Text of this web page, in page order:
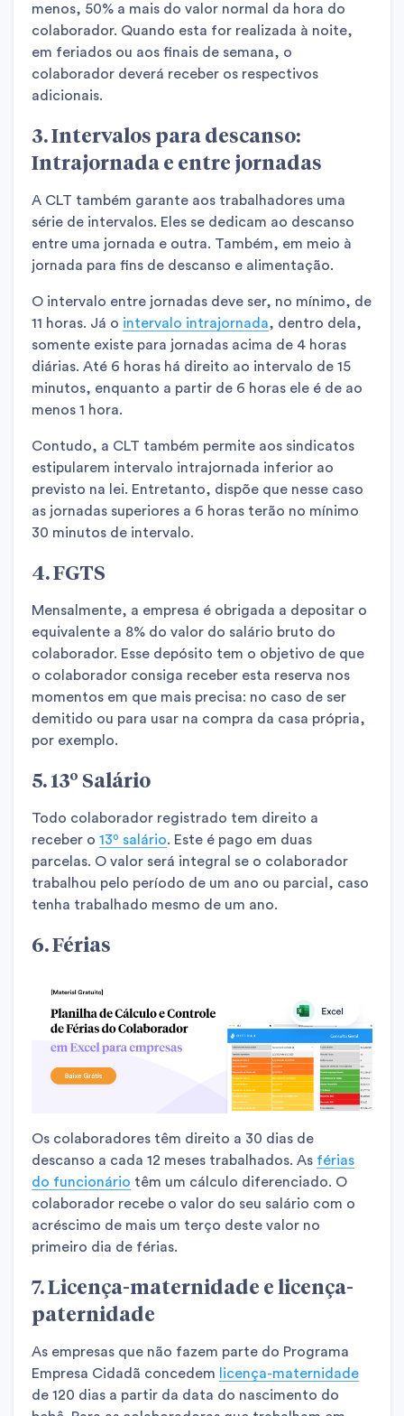
menos, 50% a mais do valor normal da hora do
colaborador. Quando esta for realizada à noite,
em feriados ou aos finais de semana, o
colaborador deverá receber os respectivos
adicionais.
3. Intervalos para descanso:
Intrajornada e entre jornadas
A CLT também garante aos trabalhadores uma
série de intervalos. Eles se dedicam ao descanso
entre uma jornada e outra. Também, em meio à
jornada para fins de descanso e alimentação.
O intervalo entre jornadas deve ser, no mínimo, de
11 horas. Já o intervalo intrajornada, dentro dela,
somente existe para jornadas acima de 4 horas
diárias. Até 6 horas há direito ao intervalo de 15
minutos, enquanto a partir de 6 horas ele é de ao
menos 1 hora.
Contudo, a CLT também permite aos sindicatos
estipularem intervalo intrajornada inferior ao
previsto na lei. Entretanto, dispõe que nesse caso
as jornadas superiores a 6 horas terão no mínimo
30 minutos de intervalo.
4. FGTS
Mensalmente, a empresa é obrigada a depositar o
equivalente a 8% do valor do salário bruto do
colaborador. Esse depósito tem o objetivo de que
o colaborador consiga receber esta reserva nos
momentos em que mais precisa: no caso de ser
demitido ou para usar na compra da casa própria,
por exemplo.
5. 13º Salário
Todo colaborador registrado tem direito a
receber o 13º salário. Este é pago em duas
parcelas. O valor será integral se o colaborador
trabalhou pelo período de um ano ou parcial, caso
tenha trabalhado mesmo de um ano.
6. Férias
Os colaboradores têm direito a 30 dias de
descanso a cada 12 meses trabalhados. As férias
do funcionário têm um cálculo diferenciado. O
colaborador recebe o valor do seu salário com o
acréscimo de mais um terço deste valor no
primeiro dia de férias.
7. Licença-maternidade e licença-
paternidade
As empresas que não fazem parte do Programa
Empresa Cidadã concedem
licença-maternidade
de 120 dias a partir da data do nascimento do